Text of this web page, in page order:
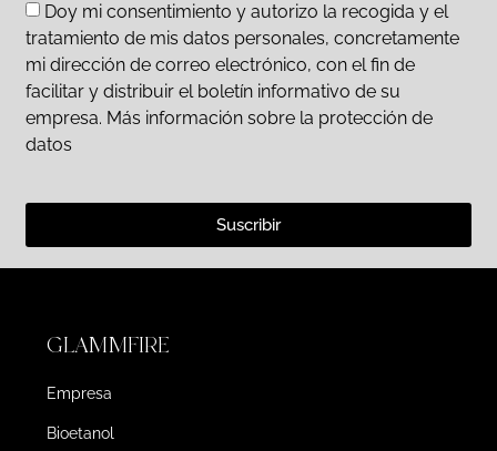
Doy mi consentimiento y autorizo la recogida y el
tratamiento de mis datos personales, concretamente
mi dirección de correo electrónico, con el fin de
facilitar y distribuir el boletín informativo de su
empresa. Más información sobre la protección de
datos
Suscribir
GLAMMFIRE
Empresa
Bioetanol